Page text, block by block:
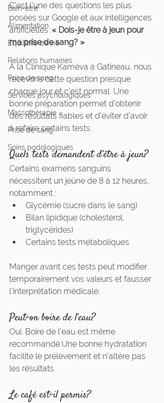
Bien-être
Alimentation
Équilibre de vie
Relations humaines
Prise de sang
Services psychologiques
Massothérapie
Prise de sang
Soins podologiques
C’est l’une des questions les plus
posées sur Google et aux intelligences
artificielles :« Dois-je être à jeun pour
ma prise de sang? »
À la Clinique Kaméva à Gatineau, nous
recevons cette question presque
chaque jour et c’est normal. Une
bonne préparation permet d’obtenir
des résultats fiables et d’éviter d’avoir
à refaire certains tests.
Quels tests demandent d’être à jeun?
Certains examens sanguins
nécessitent un jeûne de 8 à 12 heures,
notamment :
Glycémie (sucre dans le sang)
Bilan lipidique (cholestérol,
triglycérides)
Certains tests métaboliques
Manger avant ces tests peut modifier
temporairement vos valeurs et fausser
l’interprétation médicale.
Peut-on boire de l’eau?
Oui. Boire de l’eau est même
recommandé.Une bonne hydratation
facilite le prélèvement et n’altère pas
les résultats.
Le café est-il permis?